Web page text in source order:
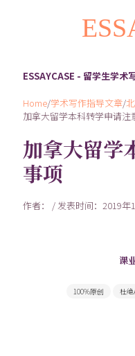
ESSAYCASE - 留学生学术
Home/学术写作指导文章/
加拿大留学本科转学申请注
加拿大留学
事项
作者： / 发表时间：2019年
课
100%原创 杜绝